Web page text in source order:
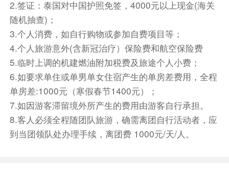
BAISIRIMAYA或入住不低于以上档次的同级酒店
第3天 清莱→温泉休息站→翠峰茶园→清莱蓝庙→车
游清莱夜市
早餐后前往【清莱】清莱府是泰国最北的府城，
1262年由孟莱王在该地建城，清莱的名称亦因他
而得来。从1262年至1296年，清莱市成为兰纳泰
王国的第一个首都（后迁都至清迈）。清莱绿树成
荫、景色秀丽，是一座宁静简朴的小城。质朴的山
地村落、浪漫的湄公河以及神秘的金三角共同构成
了清莱的主要景致。
2.签证：泰国对中国护照免签，4000元以上现金(海关
随机抽查)；
3.个人消费，如自行购物或参加自费项目等；
4.个人旅游意外(含新冠治疗）保险费和航空保险费
5.临时上调的机建燃油附加税费及旅途个人小费；
6.如要求单住或单男单女住宿产生的单房差费用，全程
单房差:1000元（寒假春节1400元）；
7.如因游客滞留境外所产生的费用由游客自行承担。
8.客人必须全程随团队旅游，确需离团自行活动者，应
到当团领队处办理手续，离团费 1000元/天/人。